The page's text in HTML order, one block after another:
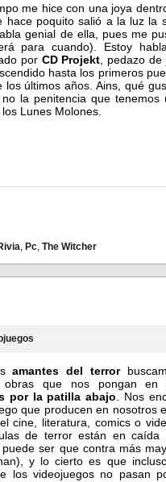
me hice con una joya
hace poquito salió a la luz la
genial de ella, pues me
para cuando). Estoy
por CD Projekt , pedazo
hasta los primeros
los últimos años. Ains, qué
la penitencia que tenemos
Lunes Molones.
Pc The Witcher
amantes del terror
obras que nos pongan en
por la patilla abajo . Nos
que producen en nosotros
cine, literatura, comics o
de terror están en caída
ser que contra más
y lo cierto es que
los videojuegos no pasan